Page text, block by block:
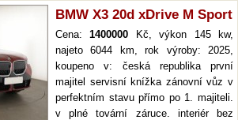
BMW X3 20d xDrive M Sport
Cena:1400000 Kč, výkon 145 kw,
najeto 6044 km, rok výroby: 2025,
koupeno v: česká republika první
majitel servisní knížka zánovní vůz v
perfektním stavu přímo po 1. majiteli.
v plné tovární záruce. interiér bez